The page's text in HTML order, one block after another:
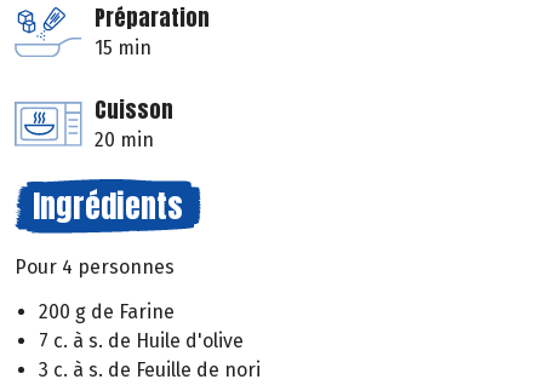
Préparation
15 min
Cuisson
20 min
Ingrédients
Pour 4 personnes
200 g de Farine
7 c. à s. de Huile d'olive
3 c. à s. de Feuille de nori